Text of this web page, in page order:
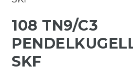
108 TN9/C3
SKF